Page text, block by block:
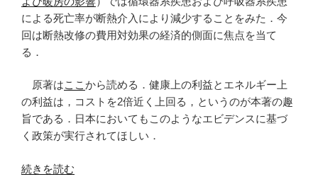
による死亡率が断熱介入により減少することをみた．今
回は断熱改修の費用対効果の経済的側面に焦点を当て
る．
原著はここ から読める．健康上の利益とエネルギー上
の利益は，コストを2倍近く上回る，というのが本著の趣
旨である．日本においてもこのようなエビデンスに基づ
く政策が実行されてほしい．
“既
続きを読む